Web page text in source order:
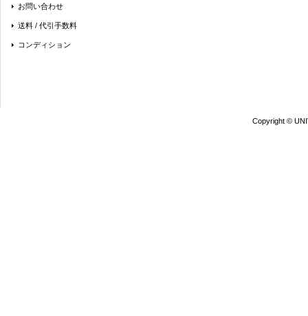
お問い合わせ
送料 / 代引手数料
コンディション
Copyright ©